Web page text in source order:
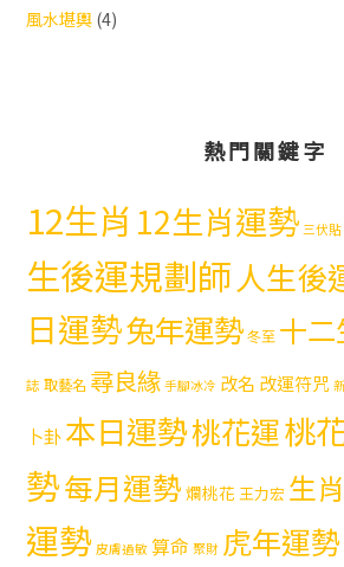
風水堪輿 (4)
熱門關鍵字
12生肖 12生肖運勢 三伏貼
生後運規劃師人生後
日運勢兔年運勢冬至 十
誌 取藝名 尋良緣 手腳冰冷 改名 改運符咒
卜卦本日運勢桃花運桃
勢每月運勢 爛桃花 王力宏 生
運勢 皮膚過敏 算命 聚財 虎年運勢